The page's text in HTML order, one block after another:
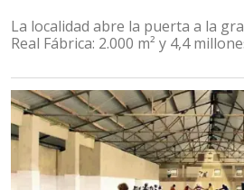
La localidad abre la puerta a la
Real Fábrica: 2.000 m² y 4,4